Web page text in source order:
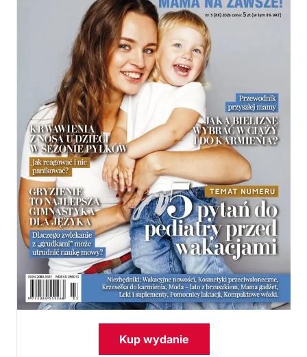
Kup wydanie